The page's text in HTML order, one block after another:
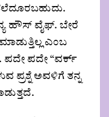
ಹೌಸ್ ವೈಫ್. ಬೇರೆ
ಎಂಬ
ಪದೇ ಪದೇ “ವರ್ಕ್
ಪ್ರಶ್ನೆ ಅವಳಿಗೆ ತನ್ನ